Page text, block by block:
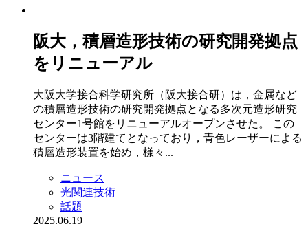
阪大，積層造形技術の研究開発拠点
をリニューアル
大阪大学接合科学研究所（阪大接合研）は，金属など
の積層造形技術の研究開発拠点となる多次元造形研究
センター1号館をリニューアルオープンさせた。 この
センターは3階建てとなっており，青色レーザーによる
積層造形装置を始め，様々...
ニュース
光関連技術
話題
2025.06.19